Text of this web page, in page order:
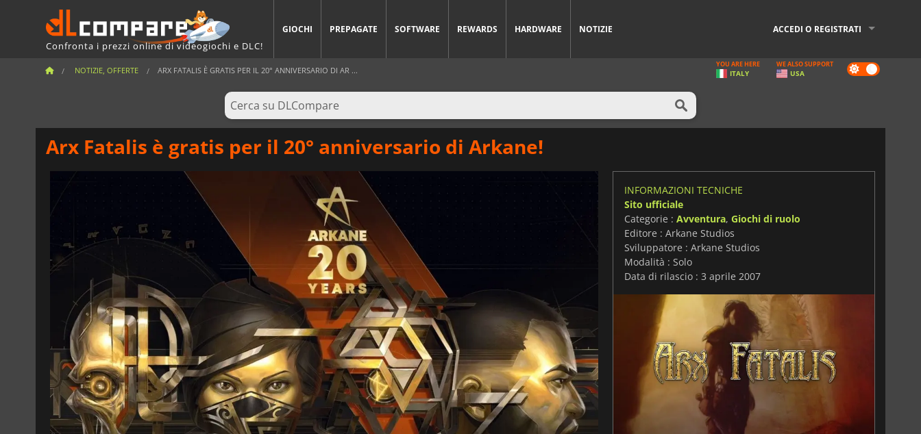
Confronta i prezzi online di videogiochi e DLC!
GIOCHI PREPAGATE SOFTWARE REWARDS HARDWARE NOTIZIE ACCEDI O REGISTRATI
NOTIZIE, OFFERTE ARX FATALIS È GRATIS PER IL 20° ANNIVERSARIO DI AR ... Dark
mode
YOU ARE HERE
ITALY
WE ALSO SUPPORT
USA
Arx Fatalis è gratis per il 20° anniversario di Arkane!
INFORMAZIONI TECNICHE
Sito ufficiale
Categorie : Avventura, Giochi di ruolo
Editore : Arkane Studios
Sviluppatore : Arkane Studios
Modalità : Solo
Data di rilascio : 3 aprile 2007